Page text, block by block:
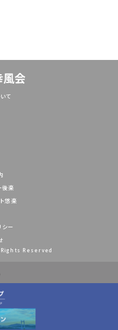
て
後楽
悠楽
シー
Reserved